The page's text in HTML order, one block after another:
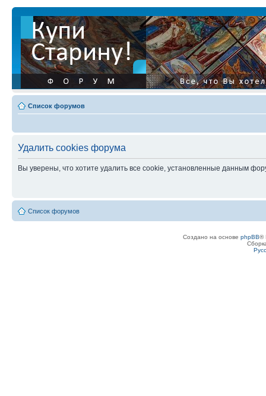
Список форумов
Удалить cookies форума
Вы уверены, что хотите удалить все cookie, установленные данным
Список форумов
Создано на основе phpBB®